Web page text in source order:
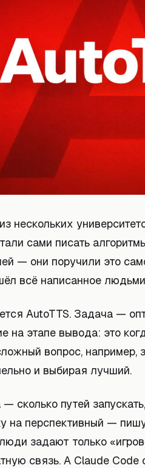
нескольких
сами писать
— они поручили это
всё написанное
AutoTTS. Задача —
на этапе вывода: это
вопрос, например,
и выбирая лучший.
сколько путей
на перспективный —
задают только
связь. А Claude Code